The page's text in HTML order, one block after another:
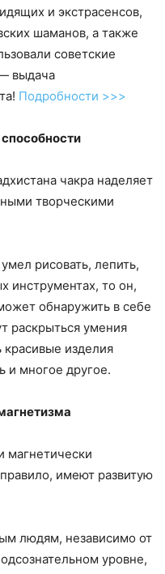
и экстрасенсов,
шаманов, а также
советские
выдача
Подробности >>>
чакра наделяет
творческими
рисовать, лепить,
инструментах, то он,
обнаружить в себе
раскрыться умения
красивые изделия
и многое другое.
магнетически
имеют развитую
людям, независимо от
уровне,